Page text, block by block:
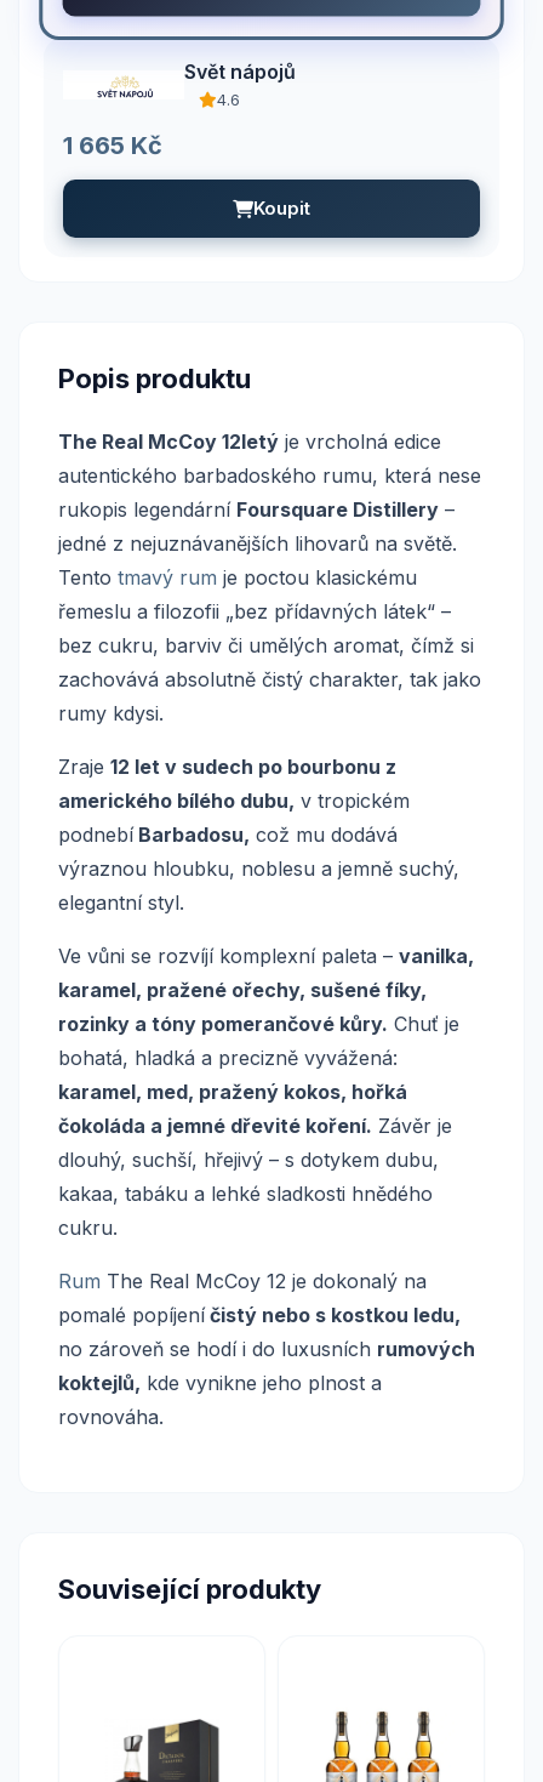
Svět nápojů
4.6
1 665 Kč
Koupit
Popis produktu
The Real McCoy 12letý je vrcholná edice
autentického barbadoského rumu, která nese
rukopis legendární Foursquare Distillery –
jedné z nejuznávanějších lihovarů na světě.
Tento tmavý rum je poctou klasickému
řemeslu a filozofii „bez přídavných látek“ –
bez cukru, barviv či umělých aromat, čímž si
zachovává absolutně čistý charakter, tak jako
rumy kdysi.
Zraje 12 let v sudech po bourbonu z
amerického bílého dubu, v tropickém
podnebíBarbadosu, což mu dodává
výraznou hloubku, noblesu a jemně suchý,
elegantní styl.
Ve vůni se rozvíjí komplexní paleta – vanilka,
karamel, pražené ořechy, sušené fíky,
rozinky a tóny pomerančové kůry. Chuť je
bohatá, hladká a precizně vyvážená:
karamel, med, pražený kokos, hořká
čokoláda a jemné dřevité koření. Závěr je
dlouhý, suchší, hřejivý – s dotykem dubu,
kakaa, tabáku a lehké sladkosti hnědého
cukru.
Rum The Real McCoy 12 je dokonalý na
pomalé popíjeníčistý nebo s kostkou ledu,
no zároveň se hodí i do luxusních rumových
koktejlů, kde vynikne jeho plnost a
rovnováha.
Související produkty